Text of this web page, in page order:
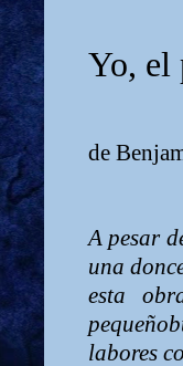
Yo, el
de
A pesar
una
esta
labores